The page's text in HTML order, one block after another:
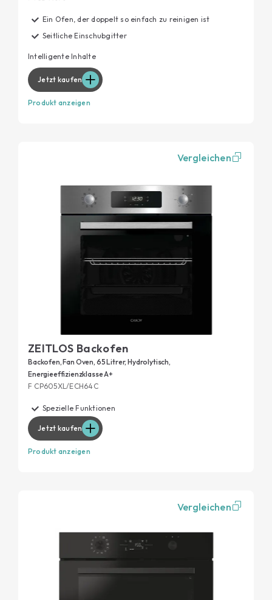
Ein Ofen, der doppelt so einfach zu reinigen ist
Seitliche Einschubgitter
Intelligente Inhalte
Jetzt kaufen
Produkt anzeigen
Vergleichen
ZEITLOS Backofen
Backofen, Fan Oven, 65 Litrer, Hydrolytisch,
Energieeffizienzklasse A+
F CP605XL/ECH64C
Spezielle Funktionen
Jetzt kaufen
Produkt anzeigen
Vergleichen